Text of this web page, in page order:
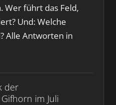
Wer führt das Feld,
Und: Welche
Alle Antworten in
der
im Juli